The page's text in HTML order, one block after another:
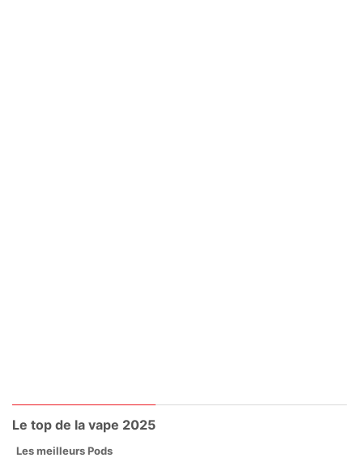
Le top de la vape 2025
Les meilleurs Pods